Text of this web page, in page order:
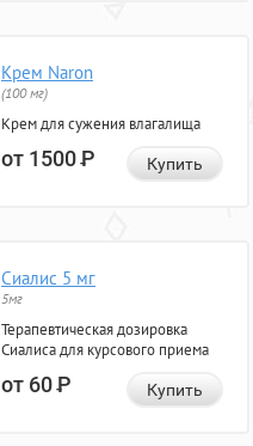
Крем Naron
(100 мг)
Крем для сужения влагалища
от 1500Р Купить
Сиалис 5 мг
5мг
Терапевтическая дозировка
Сиалиса для курсового приема
от 60Р Купить